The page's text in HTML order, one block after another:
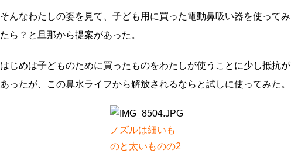
そんなわたしの姿を見て、子ども用に買った電動鼻吸い器を使ってみ
たら？と旦那から提案があった。
はじめは子どものために買ったものをわたしが使うことに少し抵抗が
あったが、この鼻水ライフから解放されるならと試しに使ってみた。
ノズルは細いも
のと太いものの2